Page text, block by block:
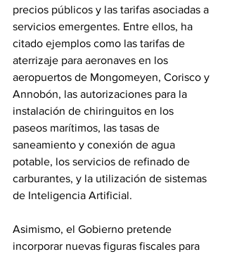
precios públicos y las tarifas asociadas a
servicios emergentes. Entre ellos, ha
citado ejemplos como las tarifas de
aterrizaje para aeronaves en los
aeropuertos de Mongomeyen, Corisco y
Annobón, las autorizaciones para la
instalación de chiringuitos en los
paseos marítimos, las tasas de
saneamiento y conexión de agua
potable, los servicios de refinado de
carburantes, y la utilización de sistemas
de Inteligencia Artificial.
Asimismo, el Gobierno pretende
incorporar nuevas figuras fiscales para